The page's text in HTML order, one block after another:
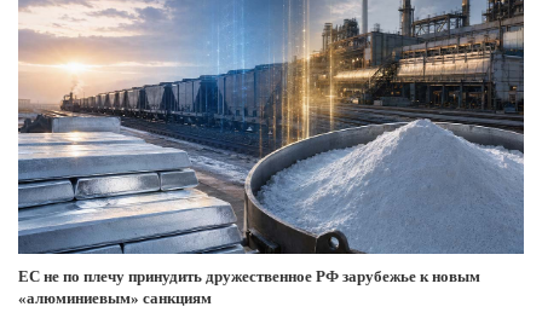
ЕС не по плечу принудить дружественное РФ зарубежье к новым
«алюминиевым» санкциям